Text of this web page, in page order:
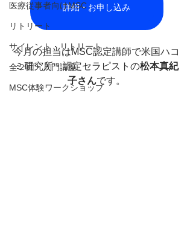
医療従事者向けMSC
リトリート
サイレント・リトリート
全２回・入門講座
MSC体験ワークショップ
詳細・お申し込み
今月の担当はMSC認定講師で米国ハコ
ミ研究所・認定セラピストの松本真紀
子さんです。